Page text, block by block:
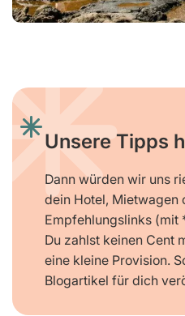
Unsere Tipps
Dann würden wir uns
dein Hotel, Mietwagen
Empfehlungslinks (mit
Du zahlst keinen Cent
eine kleine Provision.
Blogartikel für dich